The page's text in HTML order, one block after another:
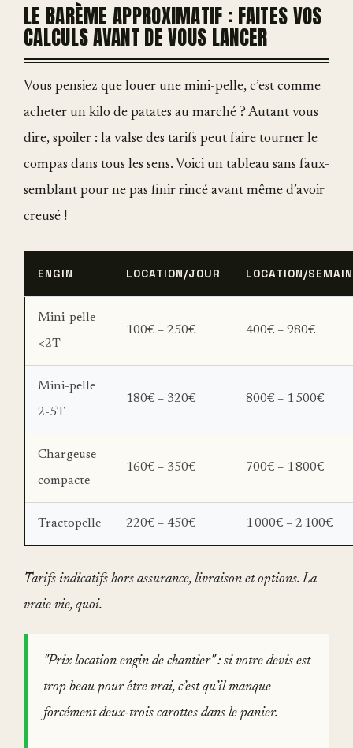
LE BARÈME APPROXIMATIF : FAITES VOS
CALCULS AVANT DE VOUS LANCER
Vous pensiez que louer une mini-pelle, c’est comme
acheter un kilo de patates au marché ? Autant vous
dire, spoiler : la valse des tarifs peut faire tourner le
compas dans tous les sens. Voici un tableau sans faux-
semblant pour ne pas finir rincé avant même d’avoir
creusé !
ENGIN LOCATION/JOUR LOCATION/
Mini-pelle
<2T
100€ – 250€ 400€ – 980€
Mini-pelle
2-5T
180€ – 320€ 800€ – 1 500€
Chargeuse
compacte
160€ – 350€ 700€ – 1 800€
Tractopelle 220€ – 450€ 1 000€ – 2 100€
Tarifs indicatifs hors assurance, livraison et options. La
vraie vie, quoi.
"Prix location engin de chantier" : si votre devis est
trop beau pour être vrai, c’est qu’il manque
forcément deux-trois carottes dans le panier.